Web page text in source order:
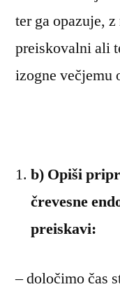
ter ga opazuje,
preiskovalni ali
izogne večjemu
b) Opiši
črevesne
preiskavi:
– določimo čas